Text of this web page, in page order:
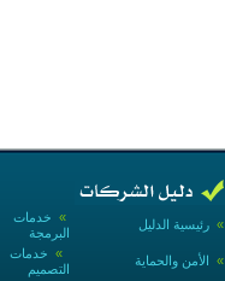
» خدمات
البرمجة
» رئيسية الدليل
» خدمات
التصميم
» الأمن والحماية